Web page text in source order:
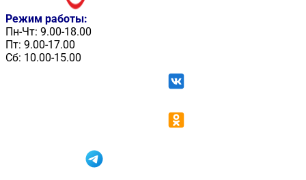
Режим работы:
Пн-Чт: 9.00-18.00
Пт: 9.00-17.00
Сб: 10.00-15.00